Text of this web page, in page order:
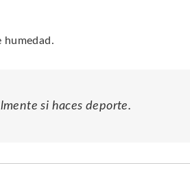
humedad.
si haces deporte.